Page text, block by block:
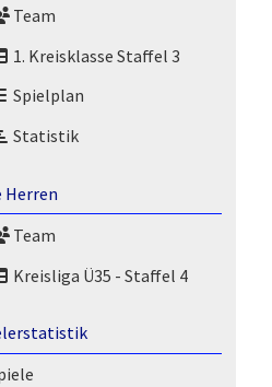
Team
1. Kreisklasse Staffel 3
Spielplan
Statistik
Herren
Team
Kreisliga Ü35 - Staffel 4